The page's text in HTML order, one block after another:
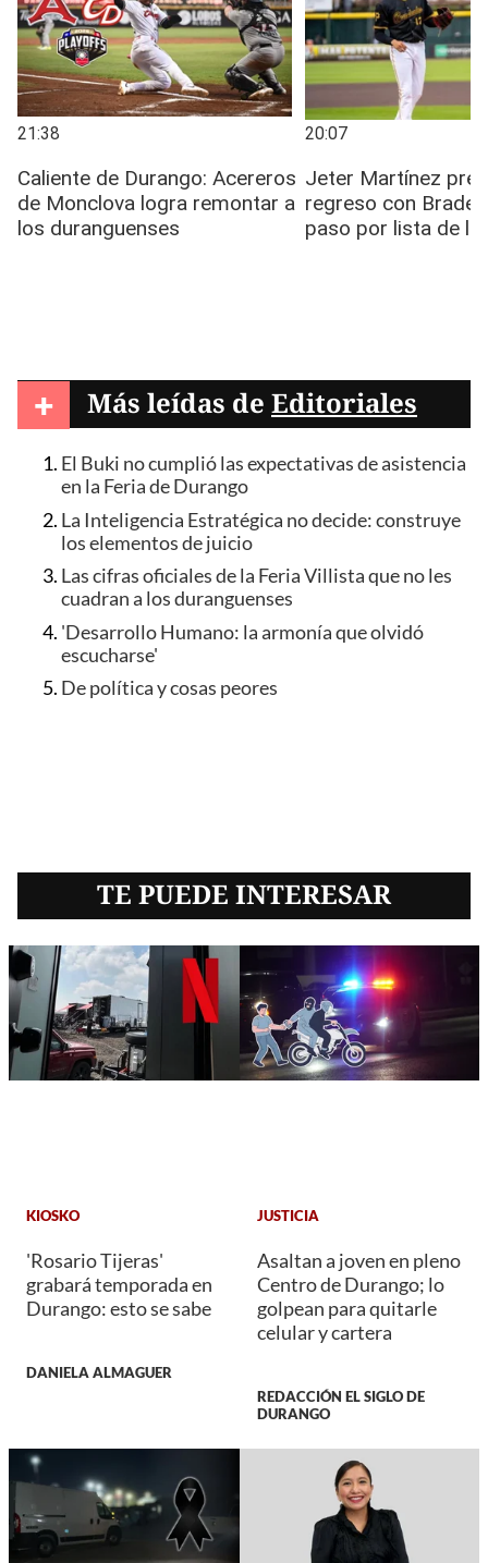
+ Más leídas de Editoriales
El Buki no cumplió las expectativas de asistencia
en la Feria de Durango
La Inteligencia Estratégica no decide: construye
los elementos de juicio
Las cifras oficiales de la Feria Villista que no les
cuadran a los duranguenses
'Desarrollo Humano: la armonía que olvidó
escucharse'
De política y cosas peores
TE PUEDE INTERESAR
KIOSKO
'Rosario Tijeras'
grabará temporada en
Durango: esto se sabe
DANIELA ALMAGUER
JUSTICIA
Asaltan a joven en pleno
Centro de Durango; lo
golpean para quitarle
celular y cartera
REDACCIÓN EL SIGLO DE
DURANGO